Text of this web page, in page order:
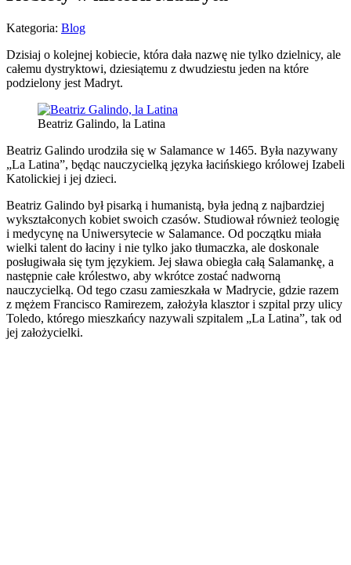
Kategoria: Blog
Dzisiaj o kolejnej kobiecie, która dała nazwę nie tylko dzielnicy, ale
całemu dystryktowi, dziesiątemu z dwudziestu jeden na które
podzielony jest Madryt.
Beatriz Galindo, la Latina
Beatriz Galindo urodziła się w Salamance w 1465. Była nazywany
„La Latina”, będąc nauczycielką języka łacińskiego królowej Izabeli
Katolickiej i jej dzieci.
Beatriz Galindo był pisarką i humanistą, była jedną z najbardziej
wykształconych kobiet swoich czasów. Studiował również teologię
i medycynę na Uniwersytecie w Salamance. Od początku miała
wielki talent do łaciny i nie tylko jako tłumaczka, ale doskonale
posługiwała się tym językiem. Jej sława obiegła całą Salamankę, a
następnie całe królestwo, aby wkrótce zostać nadworną
nauczycielką. Od tego czasu zamieszkała w Madrycie, gdzie razem
z mężem Francisco Ramirezem, założyła klasztor i szpital przy ulicy
Toledo, którego mieszkańcy nazywali szpitalem „La Latina”, tak od
jej założycielki.